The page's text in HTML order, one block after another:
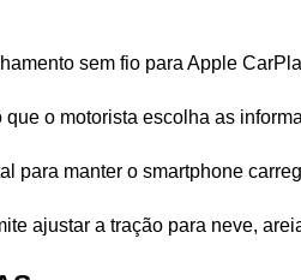
sem fio para Apple
o motorista escolha as
para manter o smartphone
ajustar a tração para neve,